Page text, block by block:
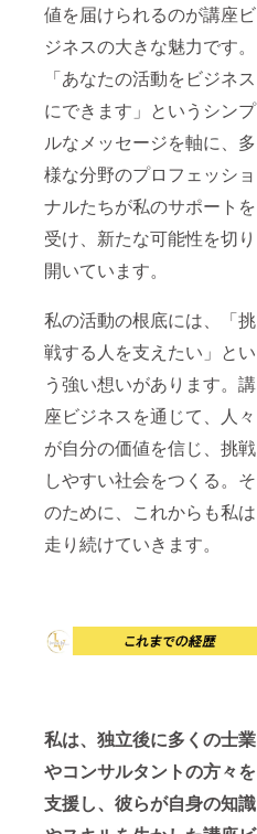
値を届けられるのが講座ビ
ジネスの大きな魅力です。
「あなたの活動をビジネス
にできます」というシンプ
ルなメッセージを軸に、多
様な分野のプロフェッショ
ナルたちが私のサポートを
受け、新たな可能性を切り
開いています。
私の活動の根底には、「挑
戦する人を支えたい」とい
う強い想いがあります。講
座ビジネスを通じて、人々
が自分の価値を信じ、挑戦
しやすい社会をつくる。そ
のために、これからも私は
走り続けていきます。
私は、独立後に多くの士業
やコンサルタントの方々を
支援し、彼らが自身の知識